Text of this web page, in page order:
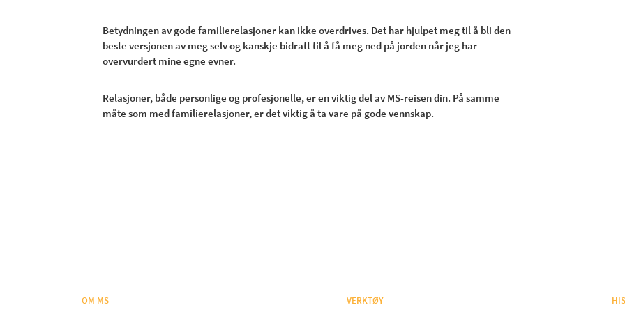
Betydningen av gode familierelasjoner kan ikke overdrives. Det har hjulpet meg til å bli den
beste versjonen av meg selv og kanskje bidratt til å få meg ned på jorden når jeg har
overvurdert mine egne evner.
Relasjoner, både personlige og profesjonelle, er en viktig del av MS-reisen din. På samme
måte som med familierelasjoner, er det viktig å ta vare på gode vennskap.
OM MS VERKTØY